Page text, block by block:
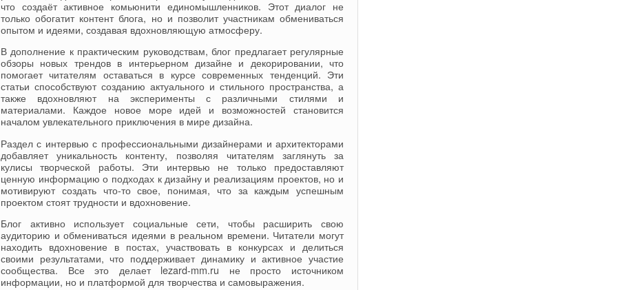
что создаёт активное комьюнити единомышленников. Этот диалог не
только обогатит контент блога, но и позволит участникам обмениваться
опытом и идеями, создавая вдохновляющую атмосферу.
В дополнение к практическим руководствам, блог предлагает регулярные
обзоры новых трендов в интерьерном дизайне и декорировании, что
помогает читателям оставаться в курсе современных тенденций. Эти
статьи способствуют созданию актуального и стильного пространства, а
также вдохновляют на эксперименты с различными стилями и
материалами. Каждое новое море идей и возможностей становится
началом увлекательного приключения в мире дизайна.
Раздел с интервью с профессиональными дизайнерами и архитекторами
добавляет уникальность контенту, позволяя читателям заглянуть за
кулисы творческой работы. Эти интервью не только предоставляют
ценную информацию о подходах к дизайну и реализациям проектов, но и
мотивируют создать что-то свое, понимая, что за каждым успешным
проектом стоят трудности и вдохновение.
Блог активно использует социальные сети, чтобы расширить свою
аудиторию и обмениваться идеями в реальном времени. Читатели могут
находить вдохновение в постах, участвовать в конкурсах и делиться
своими результатами, что поддерживает динамику и активное участие
сообщества. Все это делает lezard-mm.ru не просто источником
информации, но и платформой для творчества и самовыражения.